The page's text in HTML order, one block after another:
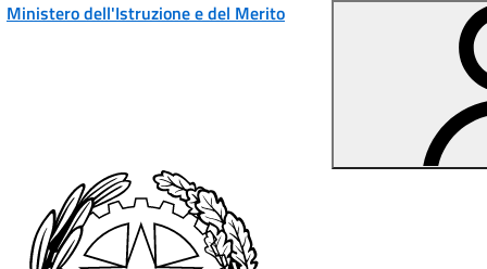
Vai ai contenuti
Vai al menu di navigazione
Vai al footer
Ministero dell'Istruzione e del Merito